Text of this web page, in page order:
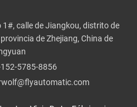
calle de Jiangkou, distrito de
de Zhejiang, China de
5785-8856